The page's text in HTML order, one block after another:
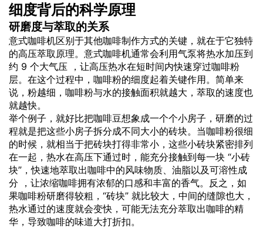
细度背后的科学原理
研磨度与萃取的关系
意式咖啡机区别于其他咖啡制作方式的关键，就在于它独特
的高压萃取原理。意式咖啡机通常会利用气泵将热水加压到
约 9 个大气压 ，让高压热水在短时间内快速穿过咖啡粉
层。在这个过程中，咖啡粉的细度起着关键作用。简单来
说，粉越细，咖啡粉与水的接触面积就越大，萃取的速度也
就越快。
举个例子，就好比把咖啡豆想象成一个个小房子，研磨的过
程就是把这些小房子拆分成不同大小的砖块。当咖啡粉很细
的时候，就相当于把砖块打得非常小，这些小砖块紧密排列
在一起，热水在高压下通过时，能充分接触到每一块 “小砖
块”，快速地萃取出咖啡中的风味物质、油脂以及可溶性成
分 ，让浓缩咖啡拥有浓郁的口感和丰富的香气。反之，如
果咖啡粉研磨得较粗，“砖块” 就比较大，中间的缝隙也大，
热水通过的速度就会变快，可能无法充分萃取出咖啡的精
华，导致咖啡的味道大打折扣。